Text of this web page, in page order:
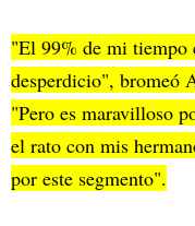
"El 99% de mi tiempo
desperdicio", bromeó
"Pero es maravilloso
el rato con mis
por este segmento".